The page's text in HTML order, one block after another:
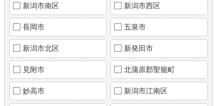
新潟市南区 新潟市西区
長岡市 五泉市
新潟市北区 新発田市
見附市 北蒲原郡聖籠町
妙高市 新潟市江南区